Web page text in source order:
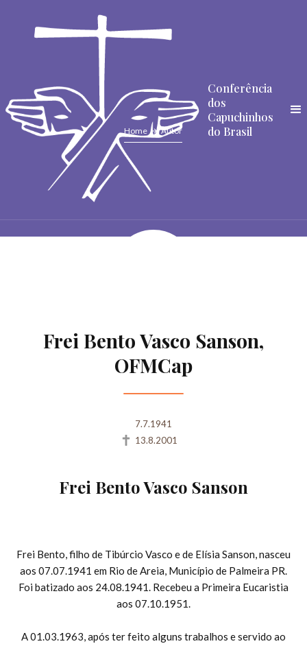
Conferência
dos
Capuchinhos
do Brasil
Home Autor
Frei Bento Vasco Sanson,
OFMCap
7.7.1941
13.8.2001
Frei Bento Vasco Sanson
Frei Bento, filho de Tibúrcio Vasco e de Elísia Sanson, nasceu
aos 07.07.1941 em Rio de Areia, Município de Palmeira PR.
Foi batizado aos 24.08.1941. Recebeu a Primeira Eucaristia
aos 07.10.1951.
A 01.03.1963, após ter feito alguns trabalhos e servido ao